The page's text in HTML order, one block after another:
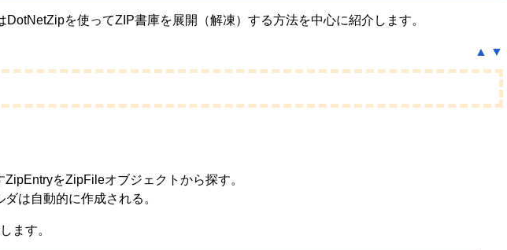
を使ってZIP書庫を展開（解凍）する方法を中心に紹介します。
▲ ▼
をZipFileオブジェクトから探す。
は自動的に作成される。
ます。